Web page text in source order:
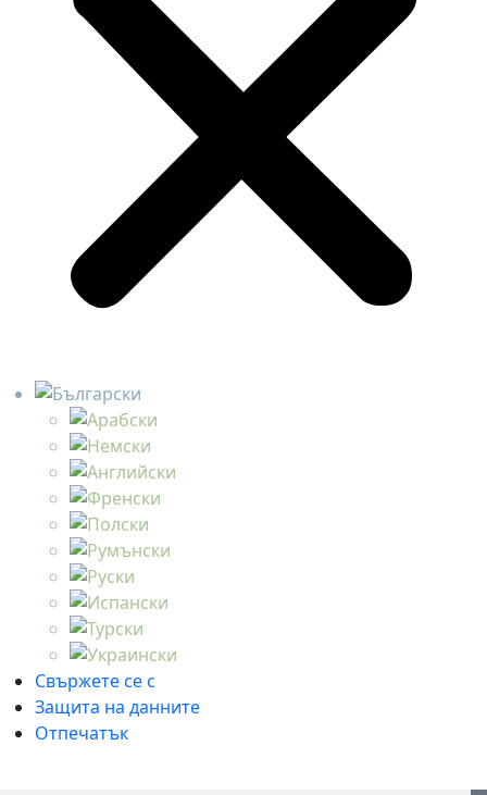
Свържете се с
Защита на данните
Отпечатък